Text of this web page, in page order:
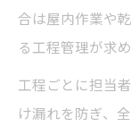
合は屋内作業や
る工程管理が求め
工程ごとに担当
け漏れを防ぎ、